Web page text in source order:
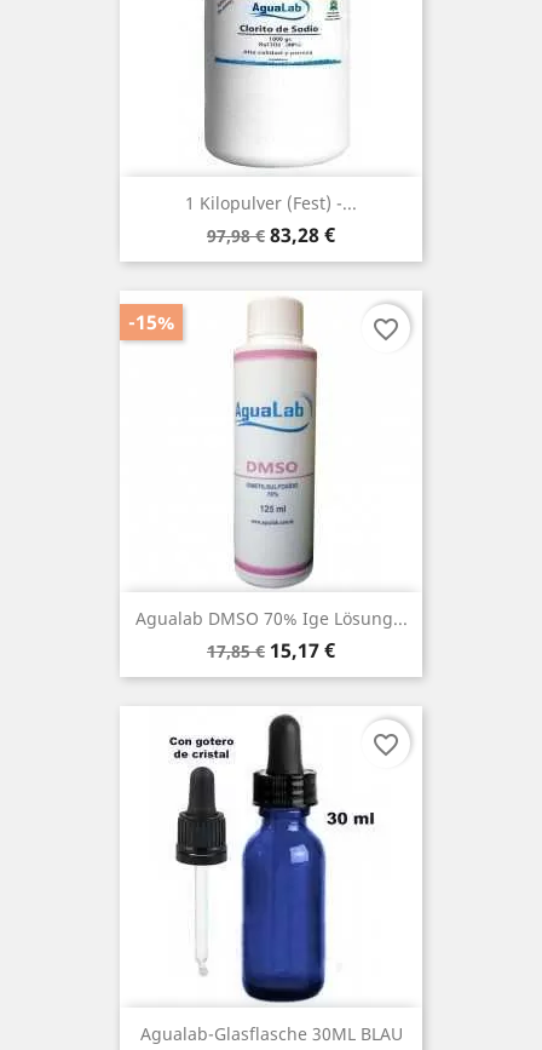
1 Kilopulver (fest) -...
Verkaufspreis
97,98 € Preis
83,28 €
Agualab DMSO 70% Ige Lösung...
Verkaufspreis
17,85 € Preis
15,17 €
-15% favorite_border
Agualab-Glasflasche 30ML BLAU
favorite_border